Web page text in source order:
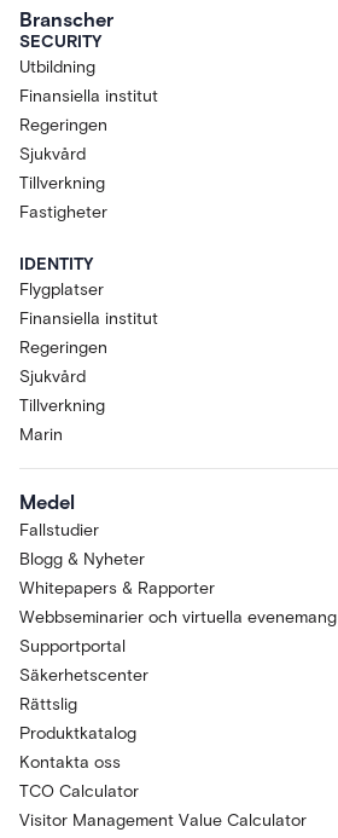
Branscher
SECURITY
Utbildning
Finansiella institut
Regeringen
Sjukvård
Tillverkning
Fastigheter
IDENTITY
Flygplatser
Finansiella institut
Regeringen
Sjukvård
Tillverkning
Marin
Medel
Fallstudier
Blogg & Nyheter
Whitepapers & Rapporter
Webbseminarier och virtuella evenemang
Supportportal
Säkerhetscenter
Rättslig
Produktkatalog
Kontakta oss
TCO Calculator
Visitor Management Value Calculator